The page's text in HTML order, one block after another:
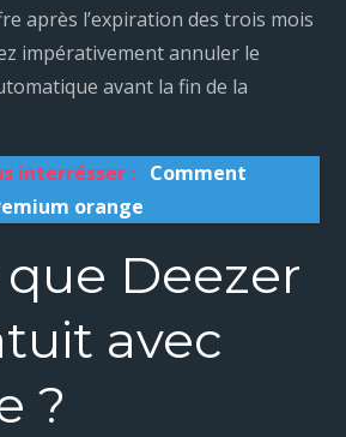
après l’expiration des trois mois
impérativement annuler le
avant la fin de la
interrésser : Comment
orange
Deezer
avec
?